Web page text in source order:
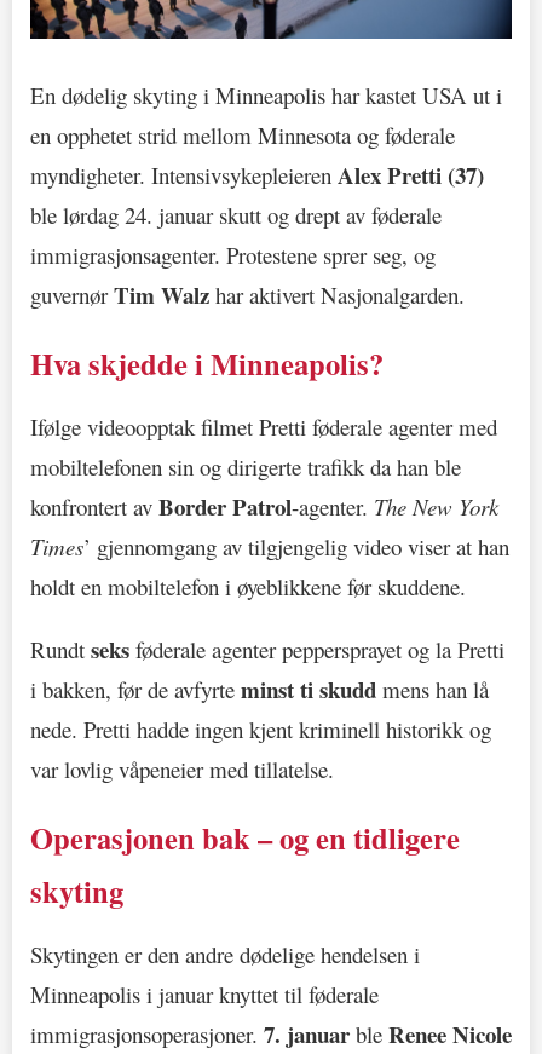
En dødelig skyting i Minneapolis har kastet USA ut i
en opphetet strid mellom Minnesota og føderale
myndigheter. Intensivsykepleieren Alex Pretti (37)
ble lørdag 24. januar skutt og drept av føderale
immigrasjonsagenter. Protestene sprer seg, og
guvernørTim Walz har aktivert Nasjonalgarden.
Hva skjedde i Minneapolis?
Ifølge videoopptak filmet Pretti føderale agenter med
mobiltelefonen sin og dirigerte trafikk da han ble
konfrontert av Border Patrol-agenter. The New York
Times’ gjennomgang av tilgjengelig video viser at han
holdt en mobiltelefon i øyeblikkene før skuddene.
Rundt seks føderale agenter peppersprayet og la Pretti
i bakken, før de avfyrte minst ti skudd mens han lå
nede. Pretti hadde ingen kjent kriminell historikk og
var lovlig våpeneier med tillatelse.
Operasjonen bak – og en tidligere
skyting
Skytingen er den andre dødelige hendelsen i
Minneapolis i januar knyttet til føderale
immigrasjonsoperasjoner. 7. januar ble Renee Nicole